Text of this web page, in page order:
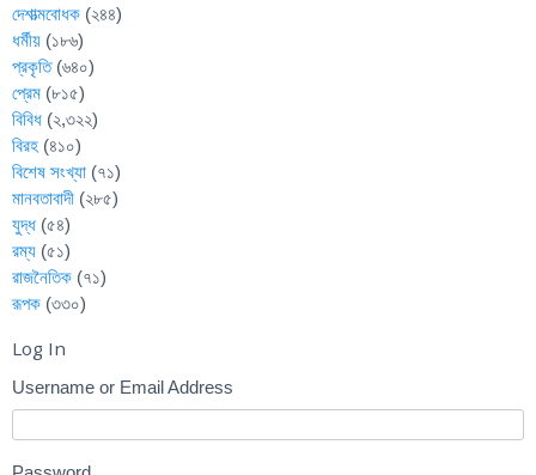
দেশাত্মবোধক (২৪৪)
ধর্মীয় (১৮৬)
প্রকৃতি(৬৪০)
প্রেম (৮১৫)
বিবিধ (২,৩২২)
বিরহ (৪১০)
বিশেষ সংখ্যা (৭১)
মানবতাবাদী (২৮৫)
যুদ্ধ (৫৪)
রম্য (৫১)
রাজনৈতিক (৭১)
রূপক (৩৩০)
Log In
Username or Email Address